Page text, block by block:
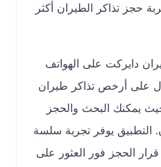
تذاكر الطيران أكثر
على الهواتف
أرخص تذاكر طيران
البحث والحجز
يوفر تجربة سلسة
فور العثور على